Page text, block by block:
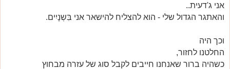
אני ג'דעית..
והאתגר הגדול שלי - הוא להצליח להישאר אני בִּשְנָיִים.
וכך היה
החלטנו לחזור,
כשהיה ברור שאנחנו חייבים לקבל סוג של עזרה מבחוץ